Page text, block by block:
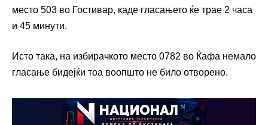
место 503 во Гостивар, каде гласањето ќе трае 2 часа
и 45 минути.
Исто така, на избирачкото место 0782 во Ќафа немало
гласање бидејќи тоа воопшто не било отворено.